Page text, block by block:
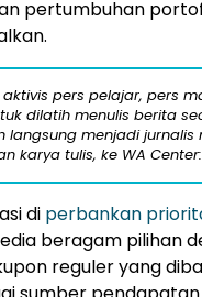
pertumbuhan
pers pelajar, pers
dilatih menulis berita
langsung menjadi
karya tulis, ke WA Center:
di perbankan
beragam pilihan
reguler yang